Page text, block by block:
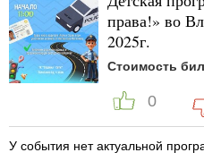
права!» во
2025г.
Стоимость
0
У события нет актуальной